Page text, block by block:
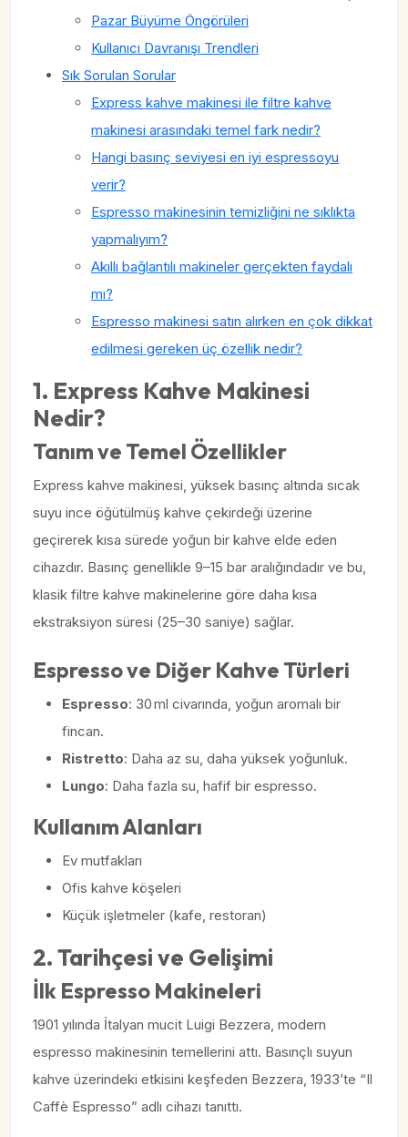
Pazar Büyüme Öngörüleri
Kullanıcı Davranışı Trendleri
Sık Sorulan Sorular
Express kahve makinesi ile filtre kahve
makinesi arasındaki temel fark nedir?
Hangi basınç seviyesi en iyi espressoyu
verir?
Espresso makinesinin temizliğini ne sıklıkta
yapmalıyım?
Akıllı bağlantılı makineler gerçekten faydalı
mı?
Espresso makinesi satın alırken en çok dikkat
edilmesi gereken üç özellik nedir?
1. Express Kahve Makinesi
Nedir?
Tanım ve Temel Özellikler
Express kahve makinesi, yüksek basınç altında sıcak
suyu ince öğütülmüş kahve çekirdeği üzerine
geçirerek kısa sürede yoğun bir kahve elde eden
cihazdır. Basınç genellikle 9–15 bar aralığındadır ve bu,
klasik filtre kahve makinelerine göre daha kısa
ekstraksiyon süresi (25–30 saniye) sağlar.
Espresso ve Diğer Kahve Türleri
Espresso: 30 ml civarında, yoğun aromalı bir
fincan.
Ristretto: Daha az su, daha yüksek yoğunluk.
Lungo: Daha fazla su, hafif bir espresso.
Kullanım Alanları
Ev mutfakları
Ofis kahve köşeleri
Küçük işletmeler (kafe, restoran)
2. Tarihçesi ve Gelişimi
İlk Espresso Makineleri
1901 yılında İtalyan mucit Luigi Bezzera, modern
espresso makinesinin temellerini attı. Basınçlı suyun
kahve üzerindeki etkisini keşfeden Bezzera, 1933’te “Il
Caffè Espresso” adlı cihazı tanıttı.